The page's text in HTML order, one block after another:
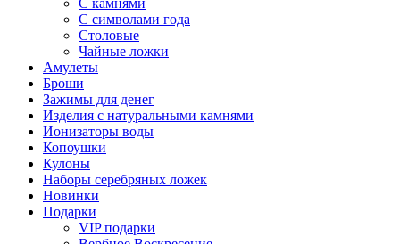
С камнями
С символами года
Столовые
Чайные ложки
Амулеты
Броши
Зажимы для денег
Изделия с натуральными камнями
Ионизаторы воды
Копоушки
Кулоны
Наборы серебряных ложек
Новинки
Подарки
VIP подарки